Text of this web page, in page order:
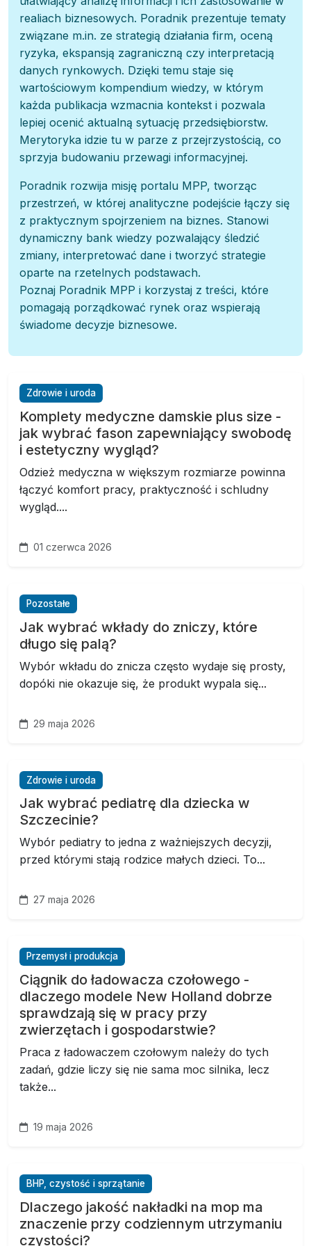
realiach biznesowych. Poradnik prezentuje tematy
związane m.in. ze strategią działania firm, oceną
ryzyka, ekspansją zagraniczną czy interpretacją
danych rynkowych. Dzięki temu staje się
wartościowym kompendium wiedzy, w którym
każda publikacja wzmacnia kontekst i pozwala
lepiej ocenić aktualną sytuację przedsiębiorstw.
Merytoryka idzie tu w parze z przejrzystością, co
sprzyja budowaniu przewagi informacyjnej.
Poradnik rozwija misję portalu MPP, tworząc
przestrzeń, w której analityczne podejście łączy się
z praktycznym spojrzeniem na biznes. Stanowi
dynamiczny bank wiedzy pozwalający śledzić
zmiany, interpretować dane i tworzyć strategie
oparte na rzetelnych podstawach.
Poznaj Poradnik MPP i korzystaj z treści, które
pomagają porządkować rynek oraz wspierają
świadome decyzje biznesowe.
Zdrowie i uroda
Komplety medyczne damskie plus size -
jak wybrać fason zapewniający swobodę
i estetyczny wygląd?
Odzież medyczna w większym rozmiarze powinna
łączyć komfort pracy, praktyczność i schludny
wygląd....
01 czerwca 2026
Pozostałe
Jak wybrać wkłady do zniczy, które
długo się palą?
Wybór wkładu do znicza często wydaje się prosty,
dopóki nie okazuje się, że produkt wypala się...
29 maja 2026
Zdrowie i uroda
Jak wybrać pediatrę dla dziecka w
Szczecinie?
Wybór pediatry to jedna z ważniejszych decyzji,
przed którymi stają rodzice małych dzieci. To...
27 maja 2026
Przemysł i produkcja
Ciągnik do ładowacza czołowego -
dlaczego modele New Holland dobrze
sprawdzają się w pracy przy
zwierzętach i gospodarstwie?
Praca z ładowaczem czołowym należy do tych
zadań, gdzie liczy się nie sama moc silnika, lecz
także...
19 maja 2026
BHP, czystość i sprzątanie
Dlaczego jakość nakładki na mop ma
znaczenie przy codziennym utrzymaniu
czystości?